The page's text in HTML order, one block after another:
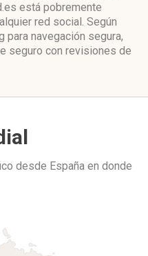
está pobremente
red social. Según
navegación segura,
seguro con revisiones de
desde España en donde